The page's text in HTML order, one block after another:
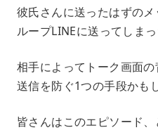
彼氏さんに送ったはずの
ループLINEに送ってしま
相手によってトーク画面
送信を防ぐ1つの手段かも
皆さんはこのエピソード